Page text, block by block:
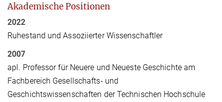
Akademische Positionen
2022
Ruhestand und Assoziierter Wissenschaftler
2007
apl. Professor für Neuere und Neueste Geschichte am
Fachbereich Gesellschafts- und
Geschichtswissenschaften der Technischen Hochschule